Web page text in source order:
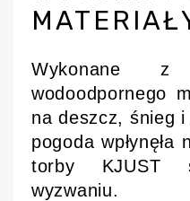
Wykonane z
wodoodpornego
na deszcz, śnieg i
pogoda
torby KJUST
wyzwaniu.